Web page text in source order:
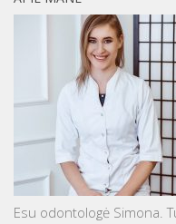
Esu odontologė Simona.